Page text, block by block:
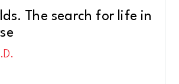
The search for life in